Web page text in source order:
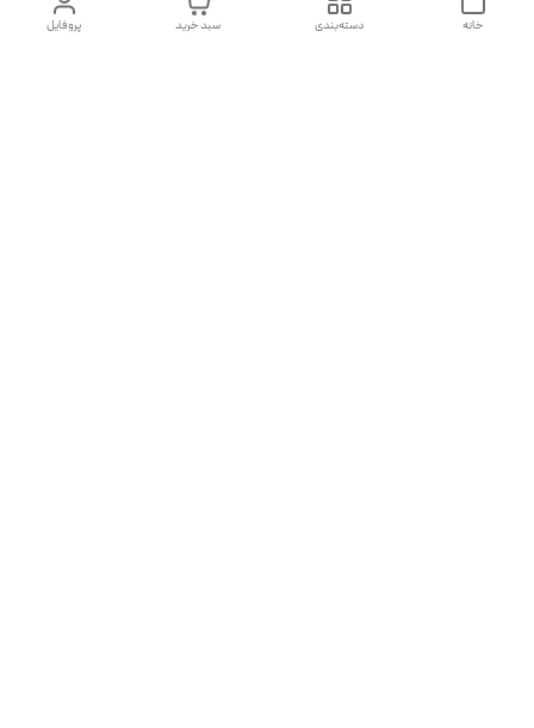
پروفایل سبد خرید دسته‌بندی خانه